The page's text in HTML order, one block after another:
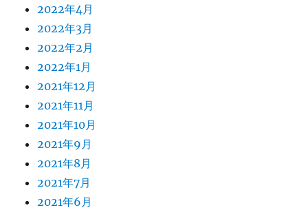
2022年4月
2022年3月
2022年2月
2022年1月
2021年12月
2021年11月
2021年10月
2021年9月
2021年8月
2021年7月
2021年6月